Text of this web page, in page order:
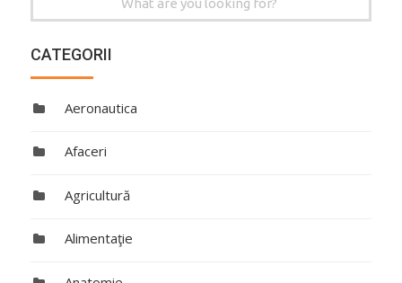
for:
CATEGORII
Aeronautica
Afaceri
Agricultură
Alimentaţie